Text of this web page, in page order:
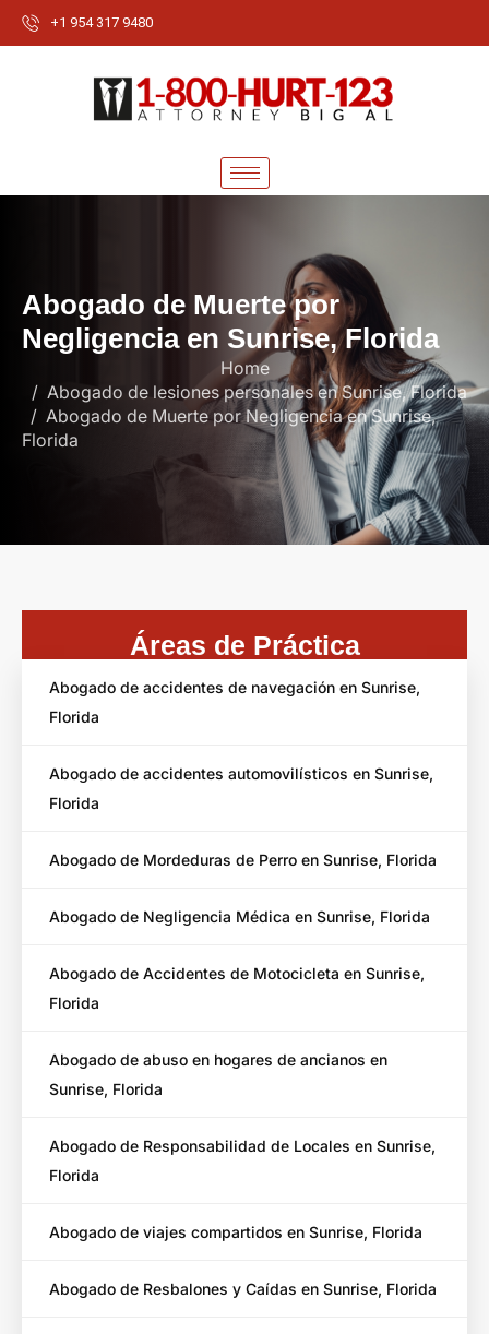
+1 954 317 9480
Abogado de Muerte por
Negligencia en Sunrise, Florida
Home
Abogado de lesiones personales en Sunrise, Florida
Abogado de Muerte por Negligencia en Sunrise,
Florida
Áreas de Práctica
Abogado de accidentes de navegación en Sunrise,
Florida
Abogado de accidentes automovilísticos en Sunrise,
Florida
Abogado de Mordeduras de Perro en Sunrise, Florida
Abogado de Negligencia Médica en Sunrise, Florida
Abogado de Accidentes de Motocicleta en Sunrise,
Florida
Abogado de abuso en hogares de ancianos en
Sunrise, Florida
Abogado de Responsabilidad de Locales en Sunrise,
Florida
Abogado de viajes compartidos en Sunrise, Florida
Abogado de Resbalones y Caídas en Sunrise, Florida